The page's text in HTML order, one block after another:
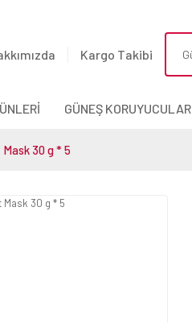
Kargo Takibi
GÜNEŞ KORUYUCULAR
30 g * 5